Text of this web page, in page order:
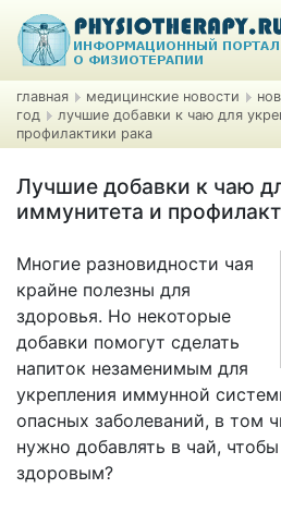
главная медицинские новости
год
лучшие добавки к чаю для
профилактики рака
Лучшие добавки к чаю
иммунитета и
Многие разновидности чая
крайне полезны для
здоровья. Но некоторые
добавки помогут сделать
напиток незаменимым для
укрепления иммунной
опасных заболеваний, в том
нужно добавлять в чай,
здоровым?